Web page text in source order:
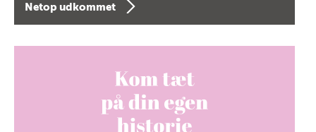
Netop udkommet